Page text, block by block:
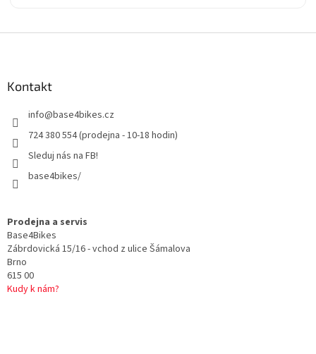
Kontakt
info@base4bikes.cz
724 380 554 (prodejna - 10-18 hodin)
Sleduj nás na FB!
base4bikes/
Prodejna a servis
Base4Bikes
Zábrdovická 15/16 - vchod z ulice Šámalova
Brno
615 00
Kudy k nám?